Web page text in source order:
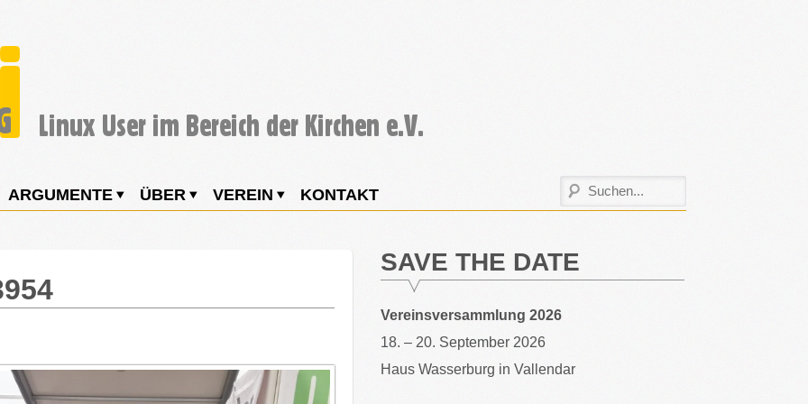
ARGUMENTE ÜBER VEREIN KONTAKT
SAVE THE DATE
Vereinsversammlung 2026
18. – 20. September 2026
Haus Wasserburg in Vallendar